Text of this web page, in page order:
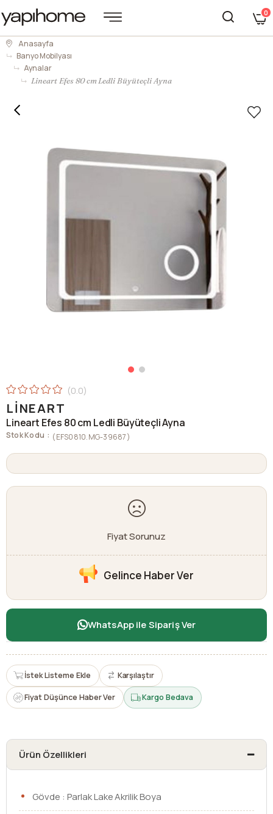
0
Anasayfa
Banyo Mobilyası
Aynalar
Lineart Efes 80 cm Ledli Büyüteçli Ayna
0.0
LINEART
Lineart Efes 80 cm Ledli Büyüteçli Ayna
Stok Kodu (EFS0810.MG-39687)
Fiyat Sorunuz
Gelince Haber Ver
WhatsApp ile Sipariş Ver
İstek Listeme Ekle Karşılaştır
Fiyat Düşünce Haber Ver Kargo Bedava
Ürün Özellikleri
Gövde : Parlak Lake Akrilik Boya